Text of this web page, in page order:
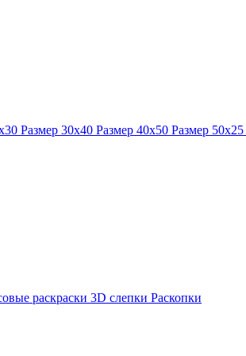
Размер 30x40 Размер 40x50 Размер 50x25
раскраски 3D слепки Раскопки